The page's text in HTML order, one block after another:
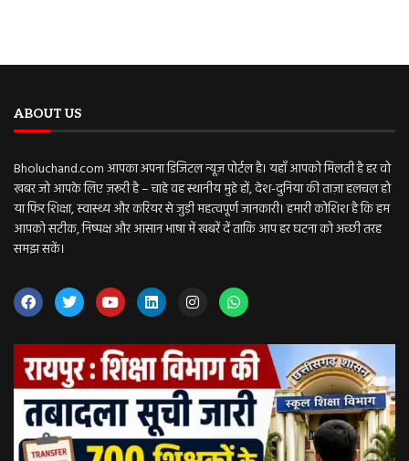
ABOUT US
Bholuchand.com आपका अपना डिजिटल न्यूज़ पोर्टल है। यहाँ आपको मिलती है हर वो
खबर जो आपके लिए ज़रूरी है – चाहे वह स्थानीय मुद्दे हों, देश-दुनिया की ताज़ा हलचल हो
या फिर शिक्षा, स्वास्थ्य और करियर से जुड़ी महत्वपूर्ण जानकारी। हमारी कोशिश है कि हम
आपको सटीक, निष्पक्ष और आसान भाषा में खबरें दें ताकि आप हर घटना को अच्छी तरह
समझ सकें।